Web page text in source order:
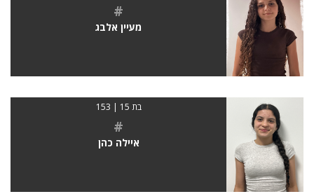
#
מעיין אלבג
בת 15 | 153
#
איילה כהן